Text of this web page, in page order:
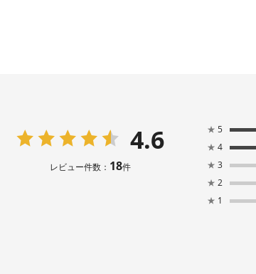
4.6
レビュー件数： 18件
★ 5
★ 4
★ 3
★ 2
★ 1